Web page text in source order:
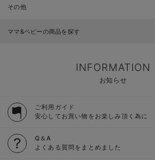
その他
ママ&ベビーの商品を探す
INFORMATION
お知らせ
ご利用ガイド
安心してお買い物をお楽しみ頂く為に
Q＆A
よくある質問をまとめました